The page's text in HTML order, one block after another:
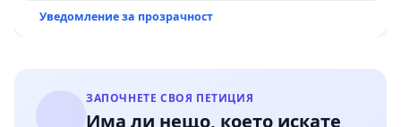
Уведомление за прозрачност
ЗАПОЧНЕТЕ СВОЯ ПЕТИЦИЯ
Има ли нещо, което искате